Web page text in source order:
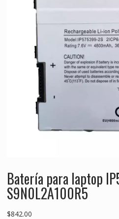
Batería para laptop
S9N0L2A100R5
$842.00